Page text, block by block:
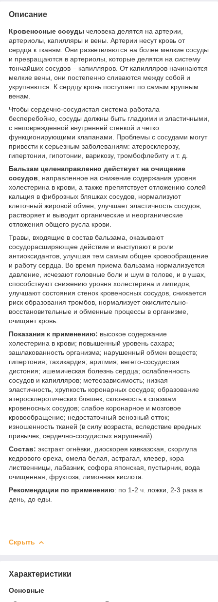
Описание
Кровеносные сосуды человека делятся на артерии,
артериолы, капилляры и вены. Артерии несут кровь от
сердца к тканям. Они разветвляются на более мелкие сосуды
и превращаются в артериолы, которые делятся на систему
тончайших сосудов – капилляров. От капилляров начинаются
мелкие вены, они постепенно сливаются между собой и
укрупняются. К сердцу кровь поступает по самым крупным
венам.
Чтобы сердечно-сосудистая система работала
бесперебойно, сосуды должны быть гладкими и эластичными,
с неповрежденной внутренней стенкой и четко
функционирующими клапанами. Проблемы с сосудами могут
привести к серьезным заболеваниям: атеросклерозу,
гипертонии, гипотонии, варикозу, тромбофлебиту и т. д.
Бальзам целенаправленно действует на очищение
сосудов , направленное на снижение содержания уровня
холестерина в крови, а также препятствует отложению солей
кальция в фиброзных бляшках сосудов, нормализуют
клеточный жировой обмен, улучшает эластичность сосудов,
растворяет и выводит органические и неорганические
отложения общего русла крови.
Травы, входящие в состав бальзама, оказывают
сосудорасширяющее действие и выступают в роли
антиоксидантов, улучшая тем самым общее кровообращение
и работу сердца. Во время приема бальзама нормализуется
давление, исчезают головные боли и шум в голове, и в ушах,
способствуют снижению уровня холестерина и липидов,
улучшают состояния стенок кровеносных сосудов, снижается
риск образования тромбов, нормализует окислительно-
восстановительные и обменные процессы в организме,
очищает кровь.
Показания к применению: высокое содержание
холестерина в крови; повышенный уровень сахара;
зашлакованность организма; нарушенный обмен веществ;
гипертония; тахикардия; аритмия; вегето-сосудистая
дистония; ишемическая болезнь сердца; ослабленность
сосудов и капилляров; метеозависимость; низкая
эластичность, хрупкость коронарных сосудов; образование
атеросклеротических бляшек; склонность к спазмам
кровеносных сосудов; слабое коронарное и мозговое
кровообращение; недостаточный венозный отток;
изношенность тканей (в силу возраста, вследствие вредных
привычек, сердечно-сосудистых нарушений).
Состав: экстракт огнёвки, диоскорея кавказская, скорлупа
кедрового ореха, омела белая, астрагал, клевер, кора
лиственницы, лабазник, софора японская, пустырник, вода
очищенная, фруктоза, лимонная кислота.
Рекомендации по применению: по 1-2 ч. ложки, 2-3 раза в
день, до еды.
Скрыть
Характеристики
Основные